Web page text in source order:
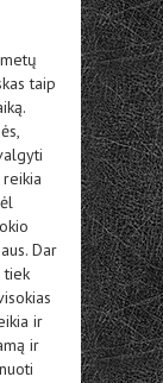
taip
Dar
tiek
ir
ir